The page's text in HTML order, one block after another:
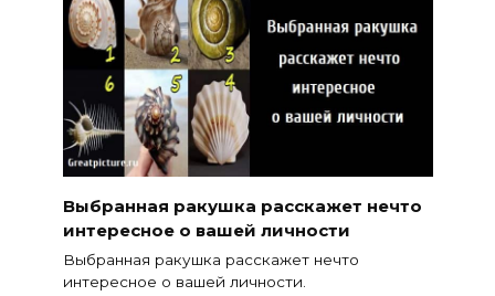
Выбранная ракушка расскажет нечто
интересное о вашей личности
Выбранная ракушка расскажет нечто
интересное о вашей личности.